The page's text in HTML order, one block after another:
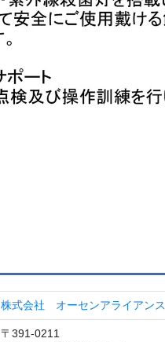
株式会社 オーセンアライアンス
〒391-0211